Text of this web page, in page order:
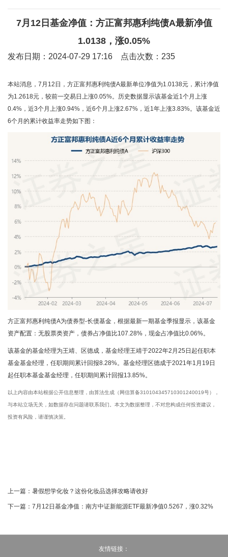
7月12日基金净值：方正富邦惠利纯债A最新净值
1.0138，涨0.05%
发布日期：2024-07-29 17:16 点击次数：235
本站消息，7月12日，方正富邦惠利纯债A最新单位净值为1.0138元，累计净值
为1.2618元，较前一交易日上涨0.05%。历史数据显示该基金近1个月上涨
0.4%，近3个月上涨0.94%，近6个月上涨2.67%，近1年上涨3.83%。该基金近
6个月的累计收益率走势如下图：
方正富邦惠利纯债A为债券型-长债基金，根据最新一期基金季报显示，该基金
资产配置：无股票类资产，债券占净值比107.28%，现金占净值比0.06%。
该基金的基金经理为王靖、区德成，基金经理王靖于2022年2月25日起任职本
基金基金经理，任职期间累计回报8.28%。基金经理区德成于2021年1月19日
起任职本基金基金经理，任职期间累计回报13.85%。
以上内容由本站根据公开信息整理，由算法生成（网信算备310104345710301240019号），
与本站立场无关，如数据存在问题请联系我们。本文为数据整理，不对您构成任何投资建议，
投资有风险，请谨慎决策。
上一篇： 暑假想学化妆？这份化妆品选择攻略请收好
下一篇： 7月12日基金净值：南方中证新能源ETF最新净值0.5267，涨0.32%
友情链接：